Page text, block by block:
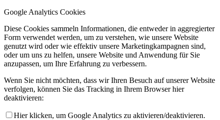
Google Analytics Cookies
Diese Cookies sammeln Informationen, die entweder in aggregierter
Form verwendet werden, um zu verstehen, wie unsere Website
genutzt wird oder wie effektiv unsere Marketingkampagnen sind,
oder um uns zu helfen, unsere Website und Anwendung für Sie
anzupassen, um Ihre Erfahrung zu verbessern.
Wenn Sie nicht möchten, dass wir Ihren Besuch auf unserer Website
verfolgen, können Sie das Tracking in Ihrem Browser hier
deaktivieren:
Hier klicken, um Google Analytics zu aktivieren/deaktivieren.